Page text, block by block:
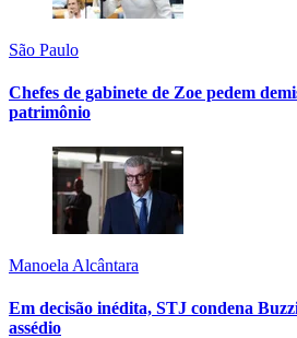
São Paulo
Chefes de gabinete de Zoe pedem
patrimônio
Manoela Alcântara
Em decisão inédita, STJ condena
assédio